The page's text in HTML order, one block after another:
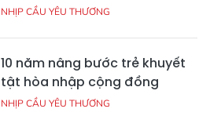
NHỊP CẦU YÊU THƯƠNG
10 năm nâng bước trẻ khuyết
tật hòa nhập cộng đồng
NHỊP CẦU YÊU THƯƠNG